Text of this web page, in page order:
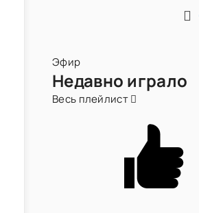
Эфир
Недавно играло
Весь плейлист